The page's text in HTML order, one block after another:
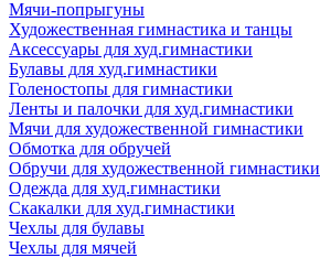
Мячи-попрыгуны
Художественная гимнастика и танцы
Аксессуары для худ.гимнастики
Булавы для худ.гимнастики
Голеностопы для гимнастики
Ленты и палочки для худ.гимнастики
Мячи для художественной гимнастики
Обмотка для обручей
Обручи для художественной гимнастики
Одежда для худ.гимнастики
Скакалки для худ.гимнастики
Чехлы для булавы
Чехлы для мячей